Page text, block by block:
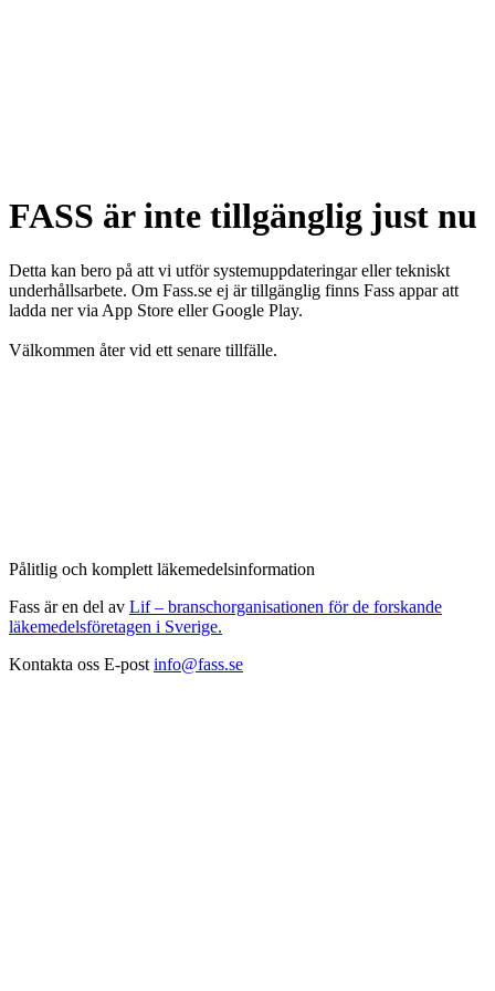
FASS är inte tillgänglig just nu
Detta kan bero på att vi utför systemuppdateringar eller tekniskt
underhållsarbete. Om Fass.se ej är tillgänglig finns Fass appar att
ladda ner via App Store eller Google Play.
Välkommen åter vid ett senare tillfälle.
Pålitlig och komplett läkemedelsinformation
Fass är en del av Lif – branschorganisationen för de forskande
läkemedelsföretagen i Sverige.
Kontakta oss E-post info@fass.se